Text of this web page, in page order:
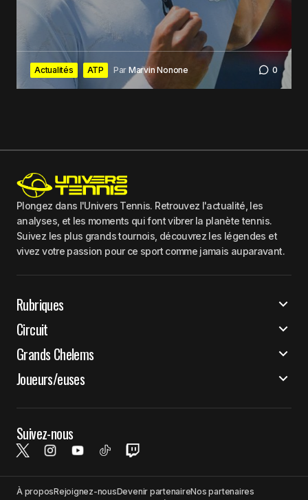
Actualités ATP Par Marvin Nonone 0
Plongez dans l'Univers Tennis. Retrouvez l'actualité, les
analyses, et les moments qui font vibrer la planète tennis.
Suivez les plus grands tournois, découvrez les légendes et
vivez votre passion pour ce sport comme jamais auparavant.
Rubriques
Circuit
Grands Chelems
Joueurs/euses
Suivez-nous
À proposRejoignez-nousDevenir partenaireNos partenaires